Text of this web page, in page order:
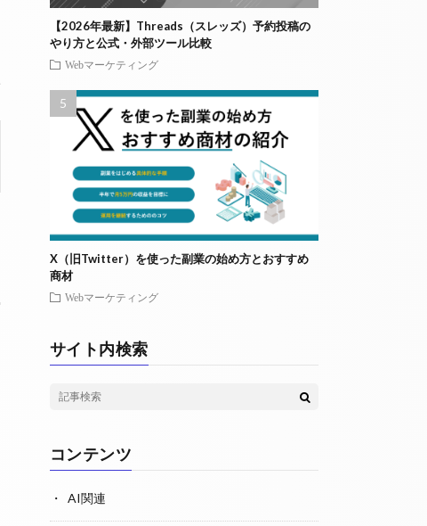
【2026年最新】Threads（スレッズ）予約投稿の
やり方と公式・外部ツール比較
Webマーケティング
X（旧Twitter）を使った副業の始め方とおすすめ
商材
Webマーケティング
サイト内検索
コンテンツ
AI関連